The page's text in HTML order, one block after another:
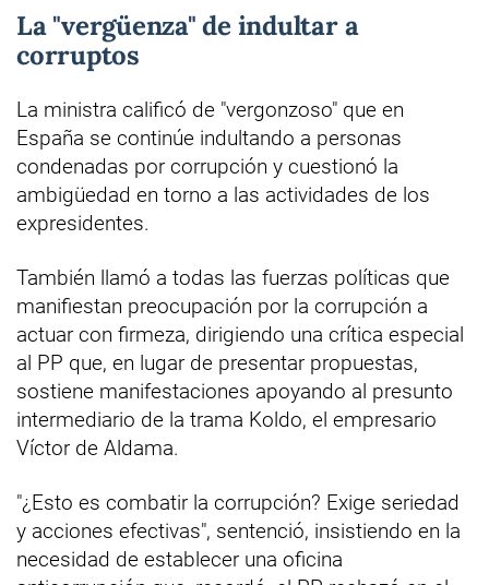
La "vergüenza" de indultar a
corruptos
La ministra calificó de "vergonzoso" que en
España se continúe indultando a personas
condenadas por corrupción y cuestionó la
ambigüedad en torno a las actividades de los
expresidentes.
También llamó a todas las fuerzas políticas que
manifiestan preocupación por la corrupción a
actuar con firmeza, dirigiendo una crítica especial
al PP que, en lugar de presentar propuestas,
sostiene manifestaciones apoyando al presunto
intermediario de la trama Koldo, el empresario
Víctor de Aldama.
"¿Esto es combatir la corrupción? Exige seriedad
y acciones efectivas", sentenció, insistiendo en la
necesidad de establecer una oficina